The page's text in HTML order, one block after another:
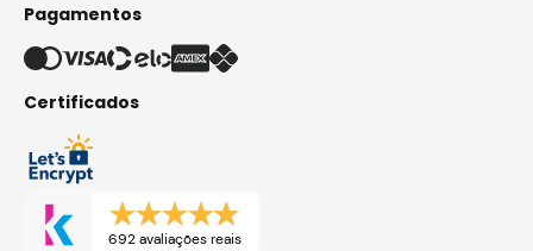
Pagamentos
Certificados
692 avaliações reais